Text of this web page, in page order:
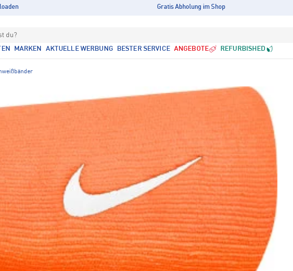
Gratis Abholung im Shop
du?
MARKEN AKTUELLE WERBUNG BESTER SERVICE ANGEBOTE REFURBISHED